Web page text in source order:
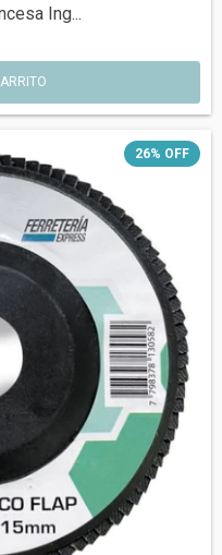
Ing...
26% OFF